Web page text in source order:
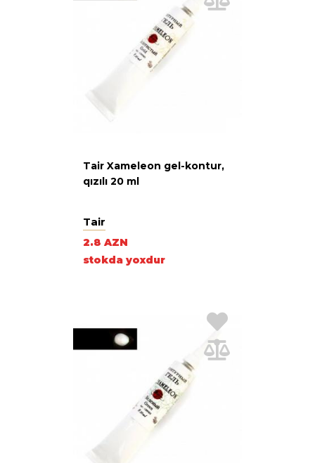
Tair Xameleon gel-kontur,
qızılı 20 ml
Tair
2.8 AZN
stokda yoxdur